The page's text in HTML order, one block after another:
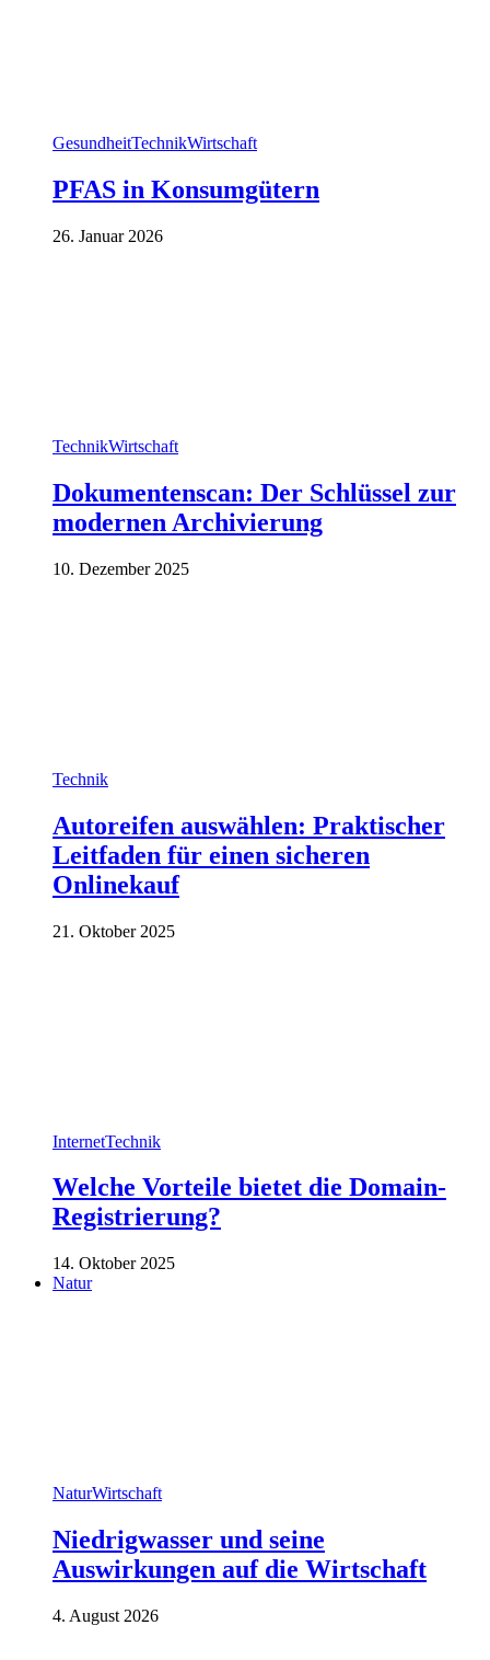
GesundheitTechnikWirtschaft
PFAS in Konsumgütern
26. Januar 2026
TechnikWirtschaft
Dokumentenscan: Der Schlüssel zur
modernen Archivierung
10. Dezember 2025
Technik
Autoreifen auswählen: Praktischer
Leitfaden für einen sicheren
Onlinekauf
21. Oktober 2025
InternetTechnik
Welche Vorteile bietet die Domain-
Registrierung?
14. Oktober 2025
Natur
NaturWirtschaft
Niedrigwasser und seine
Auswirkungen auf die Wirtschaft
4. August 2026